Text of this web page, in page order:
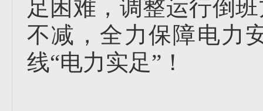
足困难，调整运行倒
不减，全力保障电力
线“电力实足”！